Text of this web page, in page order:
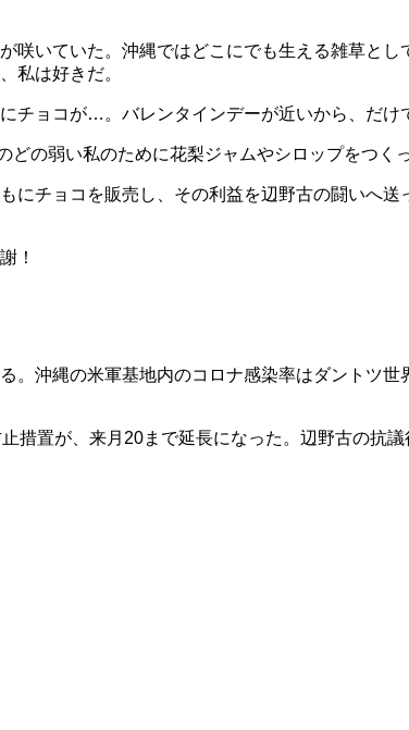
咲いていた。沖縄ではどこにでも生える雑草と
私は好きだ。
ョコが…。バレンタインデーが近いから、だけ
の弱い私のために花梨ジャムやシロップをつく
にチョコを販売し、その利益を辺野古の闘いへ
！
。沖縄の米軍基地内のコロナ感染率はダントツ
措置が、来月20まで延長になった。辺野古の抗